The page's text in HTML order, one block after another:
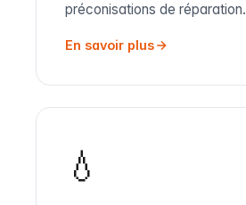
préconisations de réparation.
En savoir plus
💧